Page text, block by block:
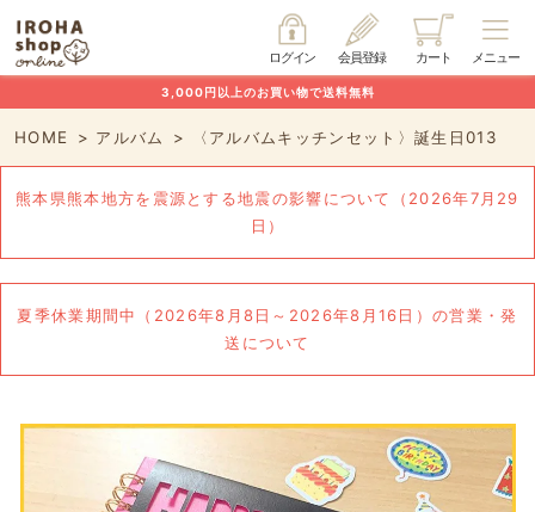
メニュー
カート
会員登録
ログイン
3,000円以上のお買い物で送料無料
HOME アルバム 〈アルバムキッチンセット〉誕生日013
熊本県熊本地方を震源とする地震の影響について（2026年7月29
日）
夏季休業期間中（2026年8月8日～2026年8月16日）の営業・発
送について